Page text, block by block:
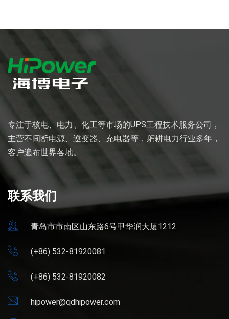
专注于核电、电力、化工等市场的UPS工程技术服务公司，
主营不间断电源、逆变器、充电器等，躬耕电力行业多年，
客户遍布世界各地。
联系我们
青岛市市南区山东路6号甲华润大厦1212
(+86) 532-81920081
(+86) 532-81920082
hipower@qdhipower.com